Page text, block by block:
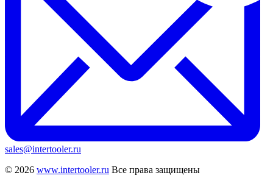
sales@intertooler.ru
© 2026 www.intertooler.ru Все права защищены